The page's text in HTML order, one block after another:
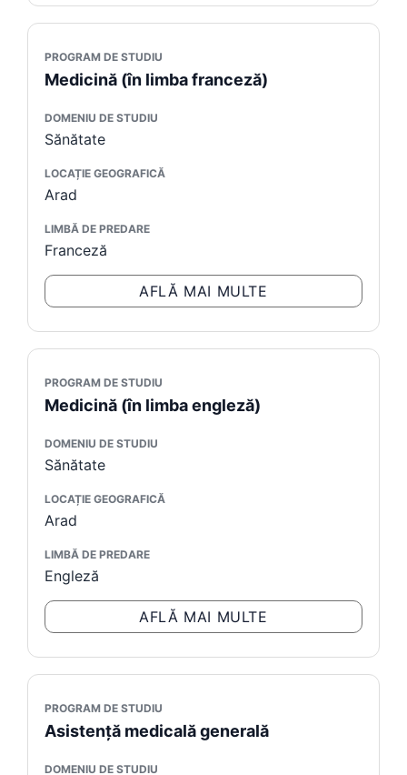
PROGRAM DE STUDIU
Medicină (în limba franceză)
DOMENIU DE STUDIU
Sănătate
LOCAȚIE GEOGRAFICĂ
Arad
LIMBĂ DE PREDARE
Franceză
AFLĂ MAI MULTE
PROGRAM DE STUDIU
Medicină (în limba engleză)
DOMENIU DE STUDIU
Sănătate
LOCAȚIE GEOGRAFICĂ
Arad
LIMBĂ DE PREDARE
Engleză
AFLĂ MAI MULTE
PROGRAM DE STUDIU
Asistență medicală generală
DOMENIU DE STUDIU